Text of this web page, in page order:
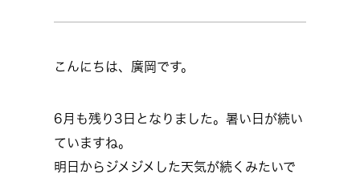
こんにちは、廣岡です。
6月も残り3日となりました。暑い日が続い
ていますね。
明日からジメジメした天気が続くみたいで